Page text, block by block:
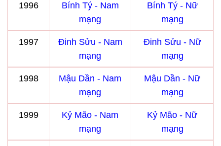
1996
Bính Tý - Nam
mạng
Bính Tý - Nữ
mạng
1997
Đinh Sửu - Nam
mạng
Đinh Sửu - Nữ
mạng
1998
Mậu Dần - Nam
mạng
Mậu Dần - Nữ
mạng
1999
Kỷ Mão - Nam
mạng
Kỷ Mão - Nữ
mạng